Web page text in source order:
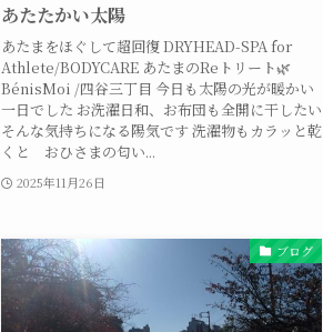
あたたかい太陽
あたまをほぐして超回復 DRYHEAD-SPA for
Athlete/BODYCARE あたまのReトリート🌿
BénisMoi /四谷三丁目 今日も太陽の光が暖かい
一日でした お洗濯日和、お布団も全開に干したい
そんな気持ちになる陽気です 洗濯物もカラッと乾
くと おひさまの匂い...
2025年11月26日
ブログ